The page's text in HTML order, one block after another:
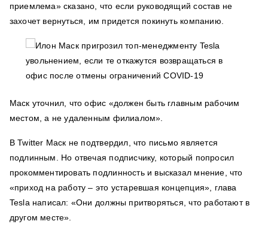
приемлема» сказано, что если руководящий состав не
захочет вернуться, им придется покинуть компанию.
Маск уточнил, что офис «должен быть главным рабочим
местом, а не удаленным филиалом».
В Twitter Маск не подтвердил, что письмо является
подлинным. Но отвечая подписчику, который попросил
прокомментировать подлинность и высказал мнение, что
«приход на работу – это устаревшая концепция», глава
Tesla написал: «Они должны притворяться, что работают в
другом месте».